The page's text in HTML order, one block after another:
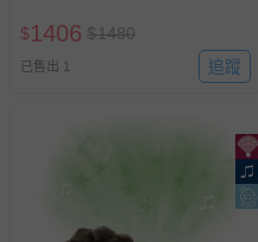
$1406 $1480
已售出 1 追蹤